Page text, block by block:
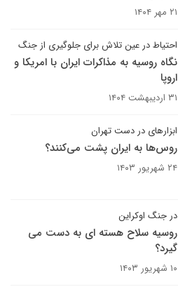
۲۱ مهر ۱۴۰۴
احتیاط در عین تلاش برای جلوگیری از جنگ
نگاه روسیه به مذاکرات ایران با امریکا و
اروپا
۳۱ اردیبهشت ۱۴۰۴
ابزارهای در دست تهران
روس‌ها به ایران پشت می‌کنند؟
۲۴ شهریور ۱۴۰۳
در جنگ اوکراین
روسیه سلاح هسته ای به دست می
گیرد؟
۱۰ شهریور ۱۴۰۳